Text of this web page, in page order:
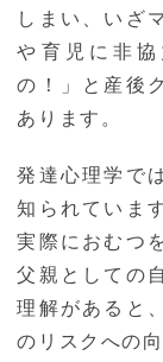
しまい、いざ
や育児に非
の！」と産後
あります。
発達心理学で
知られていま
実際におむつ
父親としての
理解があると
のリスクへの